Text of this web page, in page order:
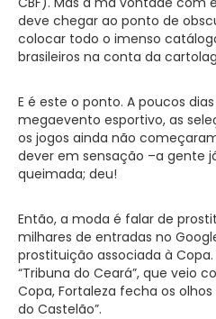
deve chegar ao ponto de
colocar todo o imenso
brasileiros na conta da
E é este o ponto. A poucos
megaevento esportivo, as
os jogos ainda não
dever em sensação –a gente
queimada; deu!
Então, a moda é falar de
milhares de entradas no
prostituição associada à
“Tribuna do Ceará”, que veio
Copa, Fortaleza fecha os
do Castelão”.